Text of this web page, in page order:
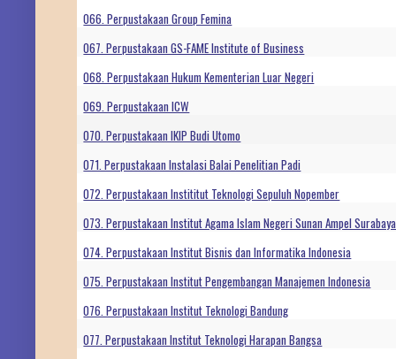
066. Perpustakaan Group Femina
067. Perpustakaan GS-FAME Institute of Business
068. Perpustakaan Hukum Kementerian Luar Negeri
069. Perpustakaan ICW
070. Perpustakaan IKIP Budi Utomo
071. Perpustakaan Instalasi Balai Penelitian Padi
072. Perpustakaan Instititut Teknologi Sepuluh Nopember
073. Perpustakaan Institut Agama Islam Negeri Sunan Ampel Surabaya
074. Perpustakaan Institut Bisnis dan Informatika Indonesia
075. Perpustakaan Institut Pengembangan Manajemen Indonesia
076. Perpustakaan Institut Teknologi Bandung
077. Perpustakaan Institut Teknologi Harapan Bangsa